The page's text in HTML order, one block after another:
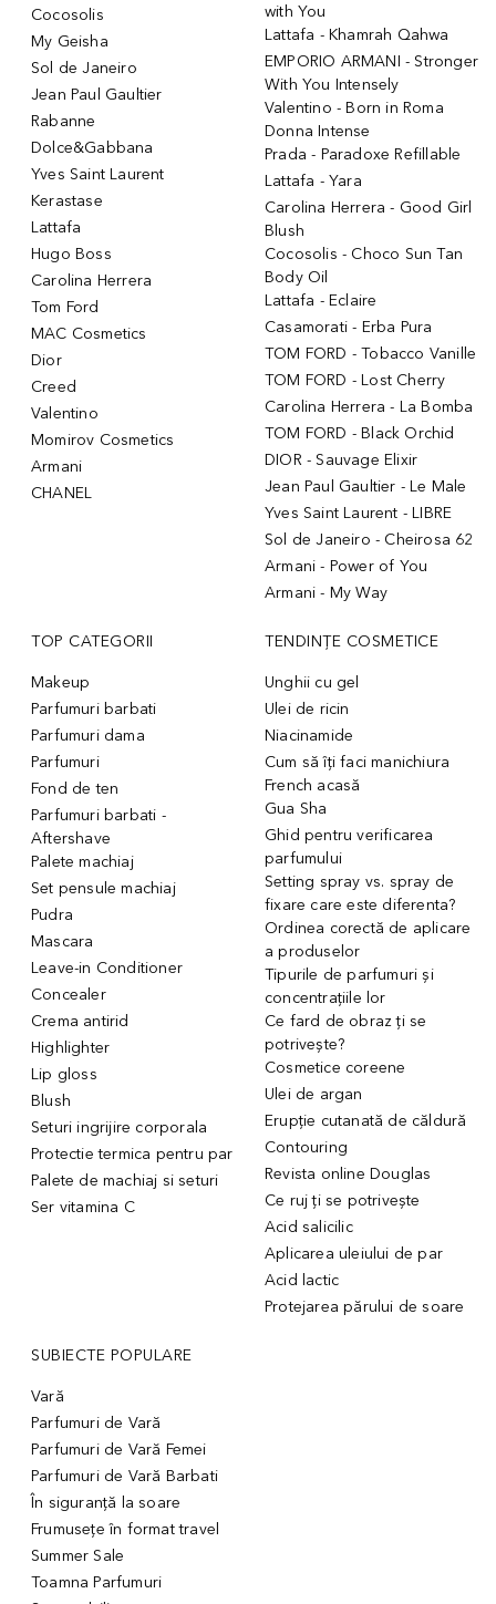
Cocosolis
My Geisha
Sol de Janeiro
Jean Paul Gaultier
Rabanne
Dolce&Gabbana
Yves Saint Laurent
Kerastase
Lattafa
Hugo Boss
Carolina Herrera
Tom Ford
MAC Cosmetics
Dior
Creed
Valentino
Momirov Cosmetics
Armani
CHANEL
with You
Lattafa - Khamrah Qahwa
EMPORIO ARMANI - Stronger
With You Intensely
Valentino - Born in Roma
Donna Intense
Prada - Paradoxe Refillable
Lattafa - Yara
Carolina Herrera - Good Girl
Blush
Cocosolis - Choco Sun Tan
Body Oil
Lattafa - Eclaire
Casamorati - Erba Pura
TOM FORD - Tobacco Vanille
TOM FORD - Lost Cherry
Carolina Herrera - La Bomba
TOM FORD - Black Orchid
DIOR - Sauvage Elixir
Jean Paul Gaultier - Le Male
Yves Saint Laurent - LIBRE
Sol de Janeiro - Cheirosa 62
Armani - Power of You
Armani - My Way
TOP CATEGORII
Makeup
Parfumuri barbati
Parfumuri dama
Parfumuri
Fond de ten
Parfumuri barbati -
Aftershave
Palete machiaj
Set pensule machiaj
Pudra
Mascara
Leave-in Conditioner
Concealer
Crema antirid
Highlighter
Lip gloss
Blush
Seturi ingrijire corporala
Protectie termica pentru par
Palete de machiaj si seturi
Ser vitamina C
TENDINȚE COSMETICE
Unghii cu gel
Ulei de ricin
Niacinamide
Cum să îți faci manichiura
French acasă
Gua Sha
Ghid pentru verificarea
parfumului
Setting spray vs. spray de
fixare care este diferenta?
Ordinea corectă de aplicare
a produselor
Tipurile de parfumuri și
concentrațiile lor
Ce fard de obraz ți se
potrivește?
Cosmetice coreene
Ulei de argan
Erupție cutanată de căldură
Contouring
Revista online Douglas
Ce ruj ți se potrivește
Acid salicilic
Aplicarea uleiului de par
Acid lactic
Protejarea părului de soare
SUBIECTE POPULARE
Vară
Parfumuri de Vară
Parfumuri de Vară Femei
Parfumuri de Vară Barbati
În siguranță la soare
Frumusețe în format travel
Summer Sale
Toamna Parfumuri